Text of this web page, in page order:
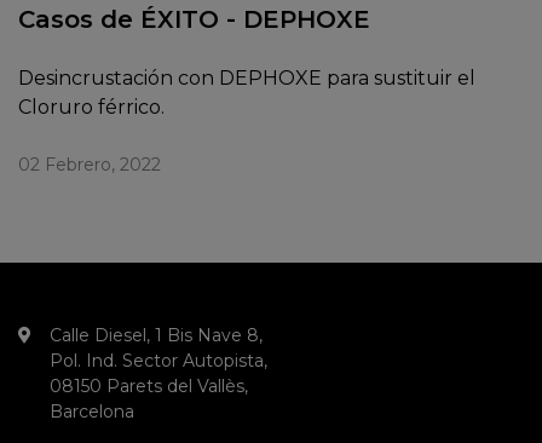
Casos de ÉXITO - DEPHOXE
Desincrustación con DEPHOXE para sustituir el
Cloruro férrico.
02 Febrero, 2022
Calle Diesel, 1 Bis Nave 8,
Pol. Ind. Sector Autopista,
08150 Parets del Vallès,
Barcelona